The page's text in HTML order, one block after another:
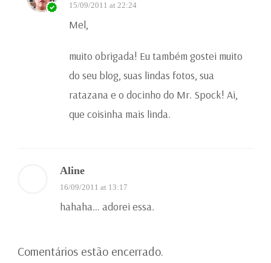
15/09/2011 at 22:24
Mel,
muito obrigada! Eu também gostei muito
do seu blog, suas lindas fotos, sua
ratazana e o docinho do Mr. Spock! Ai,
que coisinha mais linda.
Aline
16/09/2011 at 13:17
hahaha… adorei essa.
Comentários estão encerrado.